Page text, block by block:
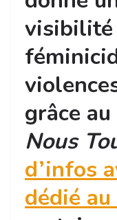
visibilité
grâce
Nous
d’infos
dédié